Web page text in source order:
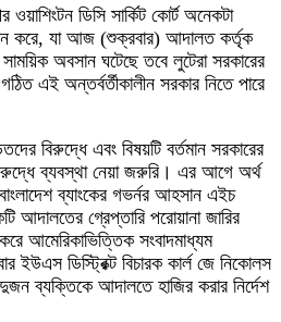
ডিসি সার্কিট কোর্ট অনেকটা
করে, যা আজ (শুক্রবার) আদালত কর্তৃক
অবসান ঘটেছে তবে লুটেরা সরকারের
এই অন্তর্বর্তীকালীন সরকার নিতে পারে
বিরুদ্ধে এবং বিষয়টি বর্তমান সরকারের
ব্যবস্থা নেয়া জরুরি। এর আগে অর্থ
ব্যাংকের গভর্নর আহসান এইচ
আদালতের গ্রেপ্তারি পরোয়ানা জারির
আমেরিকাভিত্তিক সংবাদমাধ্যম
ইউএস ডিস্ট্রিক্ট বিচারক কার্ল জে নিকোলস
দুজন ব্যক্তিকে আদালতে হাজির করার নির্দেশ